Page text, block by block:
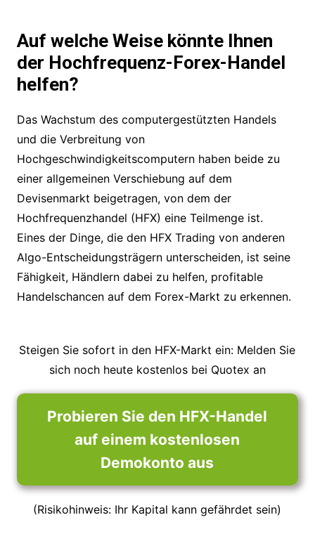
Auf welche Weise könnte Ihnen
der Hochfrequenz-Forex-Handel
helfen?
Das Wachstum des computergestützten Handels
und die Verbreitung von
Hochgeschwindigkeitscomputern haben beide zu
einer allgemeinen Verschiebung auf dem
Devisenmarkt beigetragen, von dem der
Hochfrequenzhandel (HFX) eine Teilmenge ist.
Eines der Dinge, die den HFX Trading von anderen
Algo-Entscheidungsträgern unterscheiden, ist seine
Fähigkeit, Händlern dabei zu helfen, profitable
Handelschancen auf dem Forex-Markt zu erkennen.
Steigen Sie sofort in den HFX-Markt ein: Melden Sie
sich noch heute kostenlos bei Quotex an
Probieren Sie den HFX-Handel
auf einem kostenlosen
Demokonto aus
(Risikohinweis: Ihr Kapital kann gefährdet sein)